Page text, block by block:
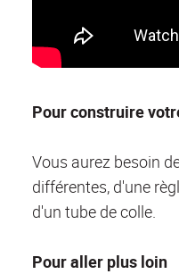
Pour construire
Vous aurez besoin
différentes, d'une
d'un tube de colle.
Pour aller plus loin